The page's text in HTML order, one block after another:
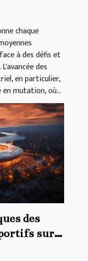
les
chaque
à des défis et
des
en particulier,
mutation, où...
des
sur